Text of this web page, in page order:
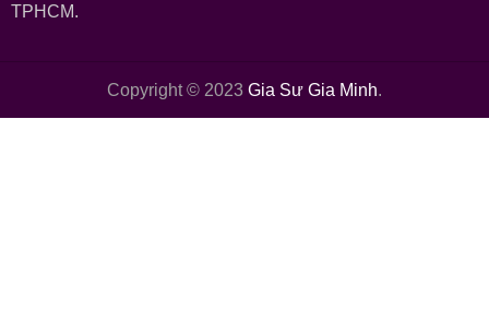
TPHCM.
Copyright © 2023 Gia Sư Gia Minh.